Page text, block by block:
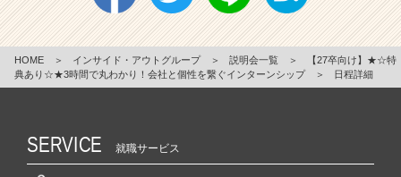
HOME ＞ インサイド・アウトグループ ＞ 説明会一覧 ＞
【27卒向け】★☆特
典あり☆★3時間で丸わかり！会社と個性を繋ぐインターンシップ
＞ 日程詳細
SERVICE 就職サービス